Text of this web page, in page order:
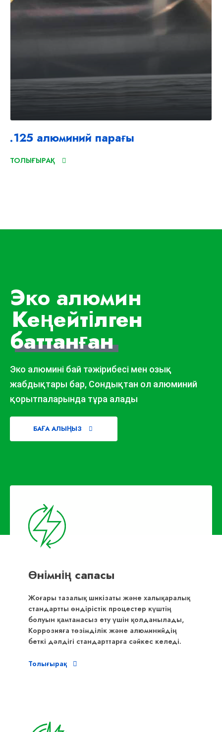
.125 алюминий парағы
ТОЛЫҒЫРАҚ
Эко алюмин
Кеңейтілген
баттанған
Эко алюмині бай тәжірибесі мен озық
жабдықтары бар, Сондықтан ол алюминий
қорытпаларында тұра алады
БАҒА АЛЫҢЫЗ
Өнімнің сапасы
Жоғары тазалық шикізаты және халықаралық
стандартты өндірістік процестер күштің
болуын қамтамасыз ету үшін қолданылады,
Коррозияға төзімділік және алюминийдің
беткі дәлдігі стандарттарға сәйкес келеді.
Толығырақ